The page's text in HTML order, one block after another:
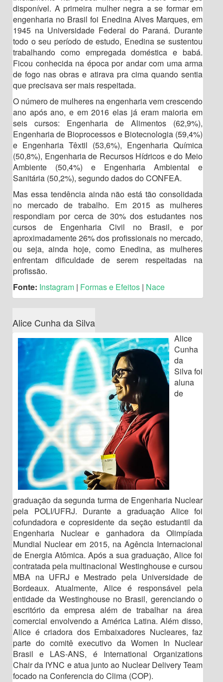
disponível. A primeira mulher negra a se formar em
engenharia no Brasil foi Enedina Alves Marques, em
1945 na Universidade Federal do Paraná. Durante
todo o seu período de estudo, Enedina se sustentou
trabalhando como empregada doméstica e babá.
Ficou conhecida na época por andar com uma arma
de fogo nas obras e atirava pra cima quando sentia
que precisava ser mais respeitada.
O número de mulheres na engenharia vem crescendo
ano após ano, e em 2016 elas já eram maioria em
seis cursos: Engenharia de Alimentos (62,9%),
Engenharia de Bioprocessos e Biotecnologia (59,4%)
e Engenharia Têxtil (53,6%), Engenharia Química
(50,8%), Engenharia de Recursos Hídricos e do Meio
Ambiente (50,4%) e Engenharia Ambiental e
Sanitária (50,2%), segundo dados do CONFEA.
Mas essa tendência ainda não está tão consolidada
no mercado de trabalho. Em 2015 as mulheres
respondiam por cerca de 30% dos estudantes nos
cursos de Engenharia Civil no Brasil, e por
aproximadamente 26% dos profissionais no mercado,
ou seja, ainda hoje, como Enedina, as mulheres
enfrentam dificuldade de serem respeitadas na
profissão.
Fonte: Instagram | Formas e Efeitos | Nace
Alice Cunha da Silva
Alice
Cunha
da
Silva foi
aluna
de
graduação da segunda turma de Engenharia Nuclear
pela POLI/UFRJ. Durante a graduação Alice foi
cofundadora e copresidente da seção estudantil da
Engenharia Nuclear e ganhadora da Olimpíada
Mundial Nuclear em 2015, na Agência Internacional
de Energia Atômica. Após a sua graduação, Alice foi
contratada pela multinacional Westinghouse e cursou
MBA na UFRJ e Mestrado pela Universidade de
Bordeaux. Atualmente, Alice é responsável pela
entidade da Westinghouse no Brasil, gerenciando o
escritório da empresa além de trabalhar na área
comercial envolvendo a América Latina. Além disso,
Alice é criadora dos Embaixadores Nucleares, faz
parte do comitê executivo da Women In Nuclear
Brasil e LAS-ANS, é International Organizations
Chair da IYNC e atua junto ao Nuclear Delivery Team
focado na Conferencia do Clima (COP).